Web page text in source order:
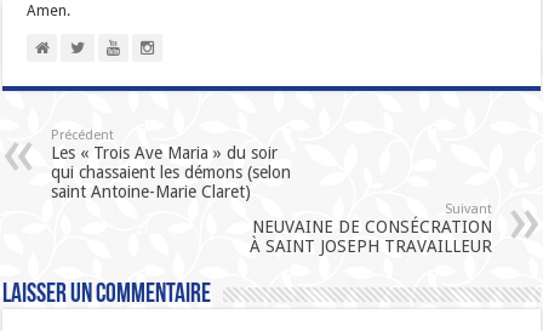
Amen.
Précédent
Les « Trois Ave Maria » du soir
qui chassaient les démons (selon
saint Antoine-Marie Claret)
Suivant
NEUVAINE DE CONSÉCRATION
À SAINT JOSEPH TRAVAILLEUR
Laisser un commentaire